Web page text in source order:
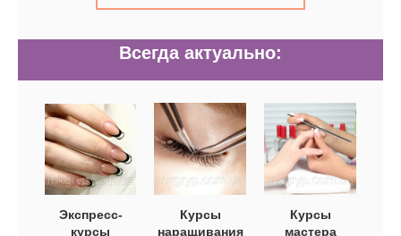
Всегда актуально:
Экспресс-
курсы
Курсы
наращивания
Курсы
мастера